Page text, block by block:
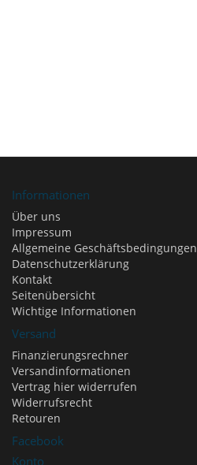
Informationen
Über uns
Impressum
Allgemeine Geschäftsbedingungen
Datenschutzerklärung
Kontakt
Seitenübersicht
Wichtige Informationen
Versand
Finanzierungsrechner
Versandinformationen
Vertrag hier widerrufen
Widerrufsrecht
Retouren
Facebook
Konto